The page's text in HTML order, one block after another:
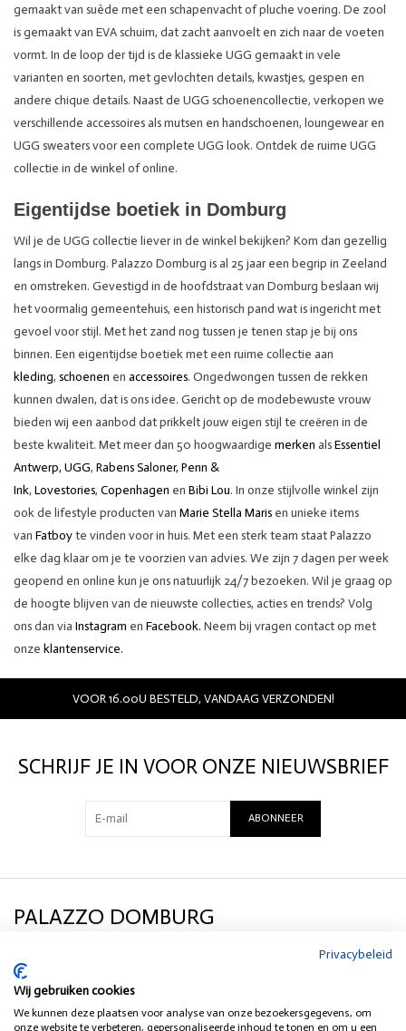
gemaakt van suède met een schapenvacht of pluche voering. De zool
is gemaakt van EVA schuim, dat zacht aanvoelt en zich naar de voeten
vormt. In de loop der tijd is de klassieke UGG gemaakt in vele
varianten en soorten, met gevlochten details, kwastjes, gespen en
andere chique details. Naast de UGG schoenencollectie, verkopen we
verschillende accessoires als mutsen en handschoenen, loungewear en
UGG sweaters voor een complete UGG look. Ontdek de ruime UGG
collectie in de winkel of online.
Eigentijdse boetiek in Domburg
Wil je de UGG collectie liever in de winkel bekijken? Kom dan gezellig
langs in Domburg. Palazzo Domburg is al 25 jaar een begrip in Zeeland
en omstreken. Gevestigd in de hoofdstraat van Domburg beslaan wij
het voormalig gemeentehuis, een historisch pand wat is ingericht met
gevoel voor stijl. Met het zand nog tussen je tenen stap je bij ons
binnen. Een eigentijdse boetiek met een ruime collectie aan
kleding, schoenen en accessoires. Ongedwongen tussen de rekken
kunnen dwalen, dat is ons idee. Gericht op de modebewuste vrouw
bieden wij een aanbod dat prikkelt jouw eigen stijl te creëren in de
beste kwaliteit. Met meer dan 50 hoogwaardige merken alsEssentiel
Antwerp, UGG, Rabens Saloner, Penn &
Ink, Lovestories, Copenhagen en Bibi Lou. In onze stijlvolle winkel zijn
ook de lifestyle producten van Marie Stella Maris en unieke items
van Fatboyte vinden voor in huis. Met een sterk team staat Palazzo
elke dag klaar om je te voorzien van advies. We zijn 7 dagen per week
geopend en online kun je ons natuurlijk 24/7 bezoeken. Wil je graag op
de hoogte blijven van de nieuwste collecties, acties en trends? Volg
ons dan via Instagram en Facebook. Neem bij vragen contact op met
onze klantenservice.
VOOR 16.00U BESTELD, VANDAAG VERZONDEN!
SCHRIJF JE IN VOOR ONZE NIEUWSBRIEF
ABONNEER
PALAZZO DOMBURG
KLANTENSERVICE
Privacybeleid
Wij gebruiken cookies
We kunnen deze plaatsen voor analyse van onze bezoekersgegevens, om
onze website te verbeteren, gepersonaliseerde inhoud te tonen en om u een